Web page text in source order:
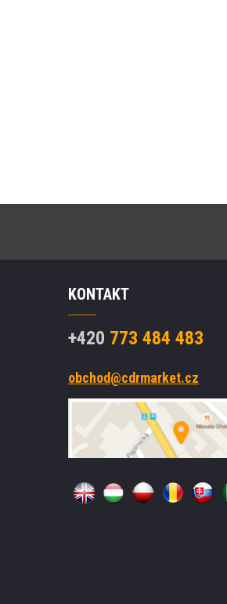
KONTAKT
+420 773 484 483
obchod@cdrmarket.cz